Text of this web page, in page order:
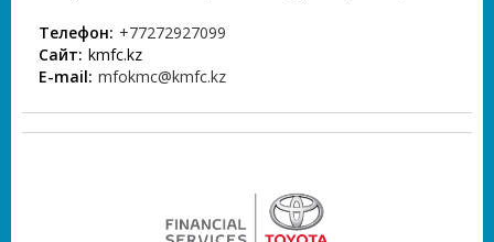
Телефон: +77272927099
Сайт: kmfc.kz
E-mail: mfokmc@kmfc.kz